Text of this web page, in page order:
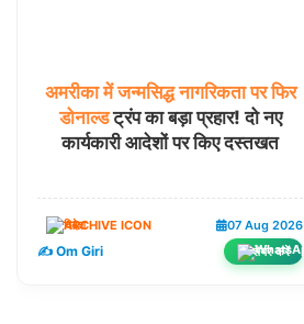
अमरीका में जन्मसिद्ध नागरिकता पर फिर
डोनाल्डट्रंप का बड़ा प्रहार! दो नए
कार्यकारी आदेशों पर किए दस्तखत
विदेश 07 Aug 2026
✍️ Om Giri शेयर करें